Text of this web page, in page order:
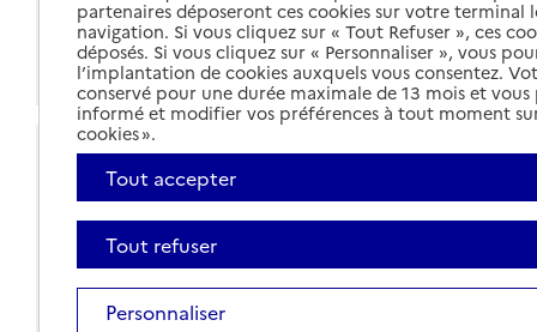
Contact
Site internet
Pages d’information du département
L'espace personnes âgées
L'allocation personnalisée d'autonomie (APA)
Le point d'informations
Loiret bien vieillir
Aide sociale à l'hébergement en établissement
partenaires déposeront ces cookies sur votre terminal
navigation. Si vous cliquez sur « Tout Refuser », ces
déposés. Si vous cliquez sur « Personnaliser », vous
l’implantation de cookies auxquels vous consentez.
conservé pour une durée maximale de 13 mois et
informé et modifier vos préférences à tout moment
cookies ».
Tout accepter
Tout refuser
Personnaliser